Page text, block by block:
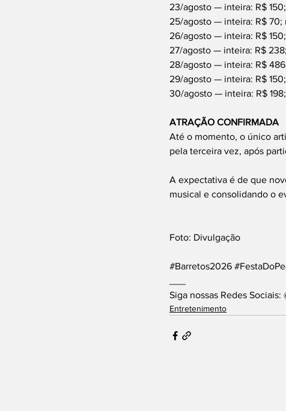
23/agosto — inteira: R$
25/agosto — inteira: R$ 70;
26/agosto — inteira: R$
27/agosto — inteira: R$
28/agosto — inteira: R$
29/agosto — inteira: R$
30/agosto — inteira: R$
ATRAÇÃO CONFIRMADA
Até o momento, o único
pela terceira vez, após
A expectativa é de que
musical e consolidando o
Foto: Divulgação
#Barretos2026
Siga nossas Redes Sociais:
Entretenimento